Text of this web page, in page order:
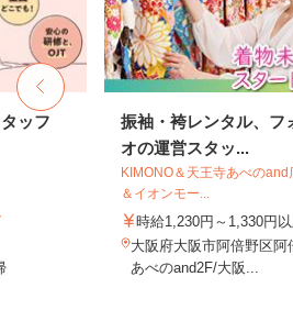
ッフ
振袖・袴レンタル、フ
オの運営スタッ...
KIMONO＆天王寺あべのand
＆イオンモー...
時給1,230円～1,330円
大阪府大阪市阿倍野区阿
あべのand2F/大阪...